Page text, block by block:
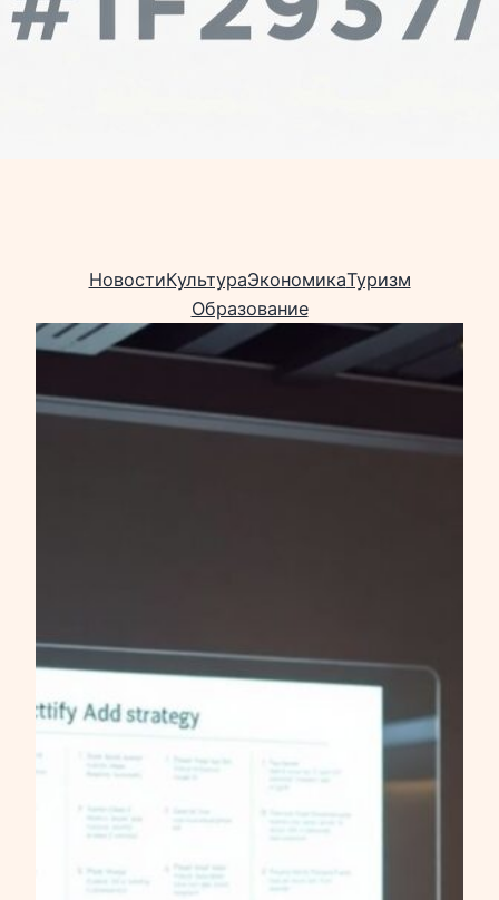
НовостиКультураЭкономикаТуризм
Образование